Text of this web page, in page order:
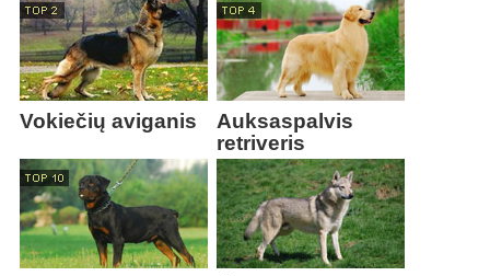
Vokiečių aviganis
Auksaspalvis
retriveris